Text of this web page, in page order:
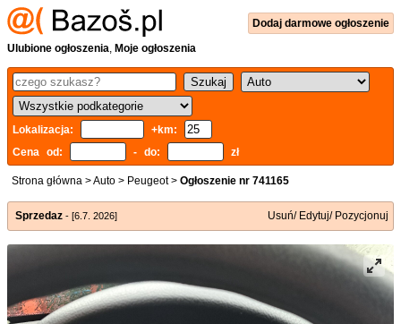
Dodaj darmowe ogłoszenie
Ulubione ogłoszenia, Moje ogłoszenia
Lokalizacja:
+km:
Cena od:
- do: zł
Strona główna >Auto > Peugeot> Ogłoszenie nr 741165
Sprzedaz - [6.7. 2026] Usuń/ Edytuj/ Pozycjonuj